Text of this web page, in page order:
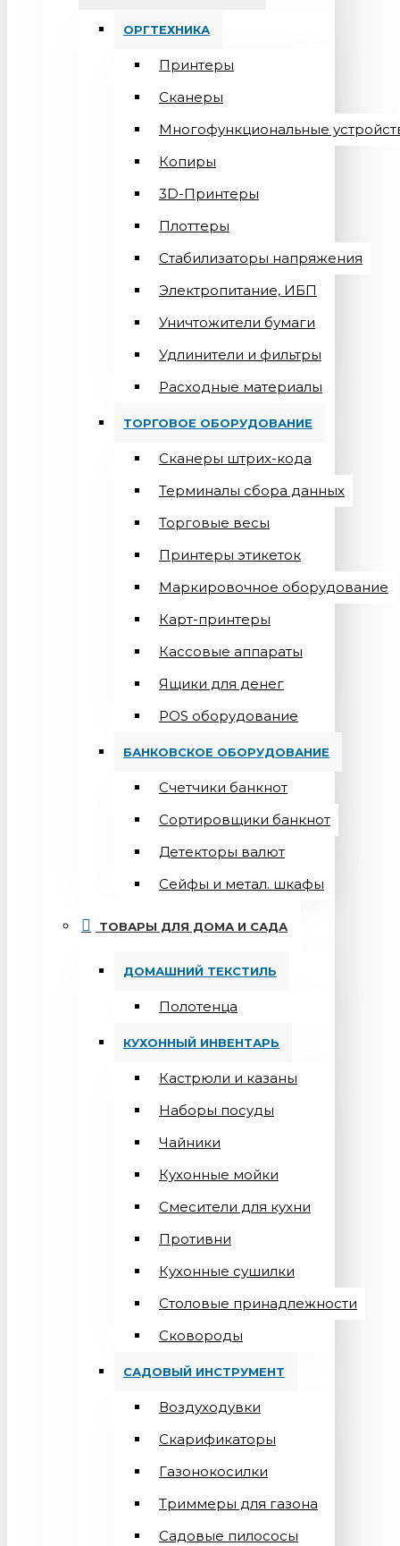
ОРГТЕХНИКА
Принтеры
Сканеры
Многофункциональные
Копиры
3D-Принтеры
Плоттеры
Стабилизаторы напряжения
Электропитание, ИБП
Уничтожители бумаги
Удлинители и фильтры
Расходные материалы
ТОРГОВОЕ ОБОРУДОВАНИЕ
Сканеры штрих-кода
Терминалы сбора данных
Торговые весы
Принтеры этикеток
Маркировочное оборудование
Карт-принтеры
Кассовые аппараты
Ящики для денег
POS оборудование
БАНКОВСКОЕ ОБОРУДОВАНИЕ
Счетчики банкнот
Сортировщики банкнот
Детекторы валют
Сейфы и метал. шкафы
ТОВАРЫ ДЛЯ ДОМА И САДА
ДОМАШНИЙ ТЕКСТИЛЬ
Полотенца
КУХОННЫЙ ИНВЕНТАРЬ
Кастрюли и казаны
Наборы посуды
Чайники
Кухонные мойки
Смесители для кухни
Противни
Кухонные сушилки
Столовые принадлежности
Сковороды
САДОВЫЙ ИНСТРУМЕНТ
Воздуходувки
Скарификаторы
Газонокосилки
Триммеры для газона
Садовые пилососы